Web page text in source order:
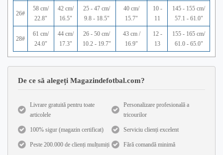
26#
58 cm/
22.8"
42 cm/
16.5"
25 - 47 cm/
9.8 - 18.5"
40 cm/
15.7"
10 -
11
145 - 155 cm/
57.1 - 61.0"
28#
61 cm/
24.0"
44 cm/
17.3"
26 - 50 cm/
10.2 - 19.7"
43 cm /
16.9"
12 -
13
155 - 165 cm/
61.0 - 65.0"
De ce să alegeți Magazindefotbal.com?
Livrare gratuită pentru toate
articolele
100% sigur (magazin certificat)
Peste 200.000 de clienți mulțumiți
Personalizare profesională a
tricourilor
Serviciu clienți excelent
Fără comandă minimă